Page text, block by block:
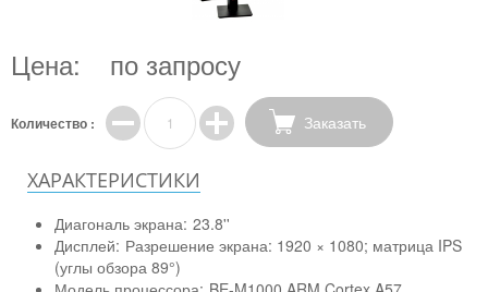
Цена: по запросу
Количество : Заказать
ХАРАКТЕРИСТИКИ
Диагональ экрана: 23.8''
Дисплей: Разрешение экрана: 1920 × 1080; матрица IPS
(углы обзора 89°)